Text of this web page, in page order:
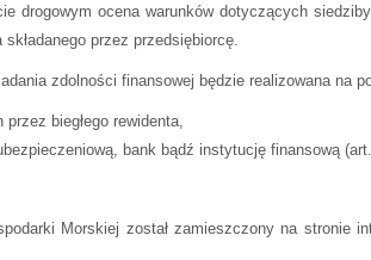
drogowym ocena warunków dotyczących
przez przedsiębiorcę.
zdolności finansowej będzie realizowana na
biegłego rewidenta,
bank bądź instytucję finansową
Morskiej został zamieszczony na stronie